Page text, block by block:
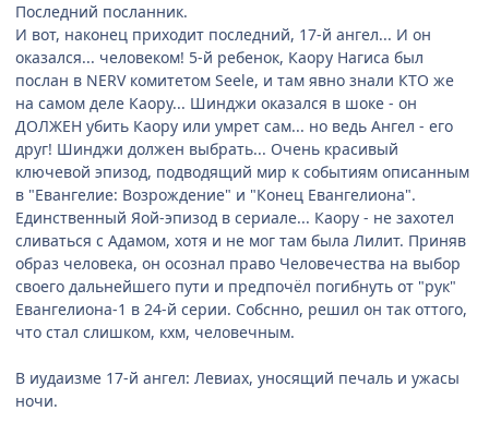
Последний посланник.
И вот, наконец приходит последний, 17-й ангел... И он
оказался... человеком! 5-й ребенок, Каору Нагиса был
послан в NERV комитетом Seele, и там явно знали КТО же
на самом деле Каору... Шинджи оказался в шоке - он
ДОЛЖЕН убить Каору или умрет сам... но ведь Ангел - его
друг! Шинджи должен выбрать... Очень красивый
ключевой эпизод, подводящий мир к событиям описанным
в "Евангелие: Возрождение" и "Конец Евангелиона".
Единственный Яой-эпизод в сериале... Каору - не захотел
сливаться с Адамом, хотя и не мог там была Лилит. Приняв
образ человека, он осознал право Человечества на выбор
своего дальнейшего пути и предпочёл погибнуть от "рук"
Евангелиона-1 в 24-й серии. Собснно, решил он так оттого,
что стал слишком, кхм, человечным.
В иудаизме 17-й ангел: Левиах, уносящий печаль и ужасы
ночи.